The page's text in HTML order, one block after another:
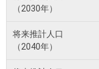
（2030年）
将来推計人口
（2040年）